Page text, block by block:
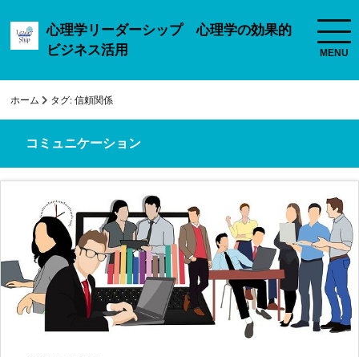
心理学リーダーシップ 心理学の効果的
ビジネス活用
ホーム タグ:信頼関係
コミュニケーション